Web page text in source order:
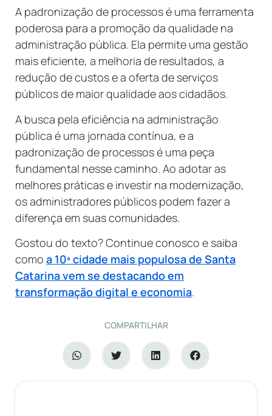
A padronização de processos é uma ferramenta
poderosa para a promoção da qualidade na
administração pública. Ela permite uma gestão
mais eficiente, a melhoria de resultados, a
redução de custos e a oferta de serviços
públicos de maior qualidade aos cidadãos.
A busca pela eficiência na administração
pública é uma jornada contínua, e a
padronização de processos é uma peça
fundamental nesse caminho. Ao adotar as
melhores práticas e investir na modernização,
os administradores públicos podem fazer a
diferença em suas comunidades.
Gostou do texto? Continue conosco e saiba
como a 10ª cidade mais populosa de Santa
Catarina vem se destacando em
transformação digital e economia.
COMPARTILHAR